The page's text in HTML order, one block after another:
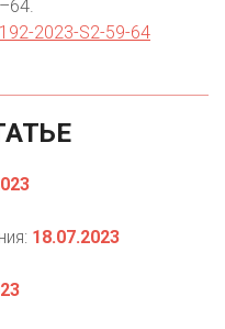
2023-S2-59-64
18.07.2023